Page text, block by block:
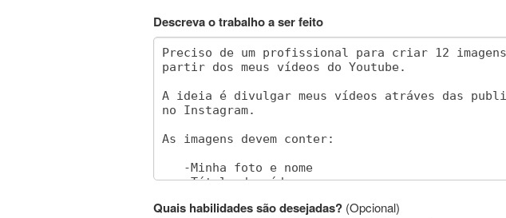
Descreva o trabalho a ser feito
Quais habilidades são desejadas? (Opcional)